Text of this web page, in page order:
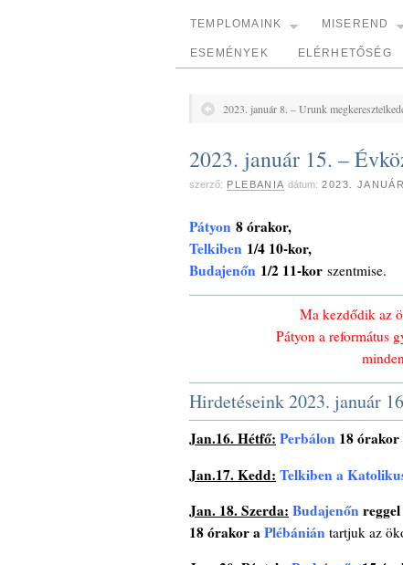
TEMPLOMAINK MISEREND
ESEMÉNYEK ELÉRHETŐSÉG
2023. január 8. – Urunk
2023. január 15. –
szerző: PLEBANIA dátum: 2023.
Pátyon 8 órakor,
Telkiben 1/4 10-kor,
Budajenőn 1/2 11-kor szentmise.
Ma kezdődik az
Pátyon a református
Hirdetéseink 2023. január
Jan.16. Hétfő: Perbálon 18 órakor
Jan.17. Kedd: Telkiben a
Jan. 18. Szerda: Budajenőn
18 órakor aPlébánián tartjuk az